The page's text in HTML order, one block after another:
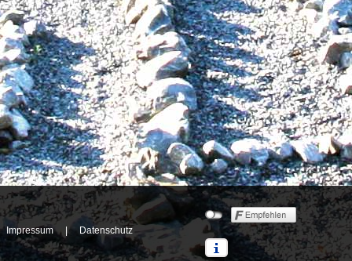
Impressum | Datenschutz